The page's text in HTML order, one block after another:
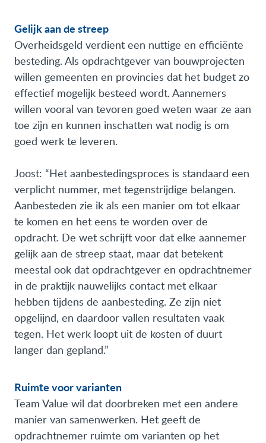
Gelijk aan de streep
Overheidsgeld verdient een nuttige en efficiënte
besteding. Als opdrachtgever van bouwprojecten
willen gemeenten en provincies dat het budget zo
effectief mogelijk besteed wordt. Aannemers
willen vooral van tevoren goed weten waar ze aan
toe zijn en kunnen inschatten wat nodig is om
goed werk te leveren.
Joost: “Het aanbestedingsproces is standaard een
verplicht nummer, met tegenstrijdige belangen.
Aanbesteden zie ik als een manier om tot elkaar
te komen en het eens te worden over de
opdracht. De wet schrijft voor dat elke aannemer
gelijk aan de streep staat, maar dat betekent
meestal ook dat opdrachtgever en opdrachtnemer
in de praktijk nauwelijks contact met elkaar
hebben tijdens de aanbesteding. Ze zijn niet
opgelijnd, en daardoor vallen resultaten vaak
tegen. Het werk loopt uit de kosten of duurt
langer dan gepland.”
Ruimte voor varianten
Team Value wil dat doorbreken met een andere
manier van samenwerken. Het geeft de
opdrachtnemer ruimte om varianten op het